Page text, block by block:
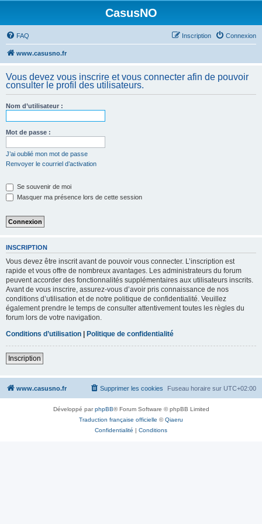
CasusNO
FAQ Connexion
Inscription
www.casusno.fr
Vous devez vous inscrire et vous connecter afin de pouvoir
consulter le profil des utilisateurs.
Nom d’utilisateur :
Mot de passe :
J’ai oublié mon mot de passe
Renvoyer le courriel d’activation
Se souvenir de moi
Masquer ma présence lors de cette session
INSCRIPTION
Vous devez être inscrit avant de pouvoir vous connecter. L’inscription est
rapide et vous offre de nombreux avantages. Les administrateurs du forum
peuvent accorder des fonctionnalités supplémentaires aux utilisateurs inscrits.
Avant de vous inscrire, assurez-vous d’avoir pris connaissance de nos
conditions d’utilisation et de notre politique de confidentialité. Veuillez
également prendre le temps de consulter attentivement toutes les règles du
forum lors de votre navigation.
Conditions d’utilisation | Politique de confidentialité
Inscription
www.casusno.fr Fuseau horaire sur UTC+02:00
Supprimer les cookies
Développé parphpBB® Forum Software © phpBB Limited
Traduction française officielle ©Qiaeru
Confidentialité | Conditions